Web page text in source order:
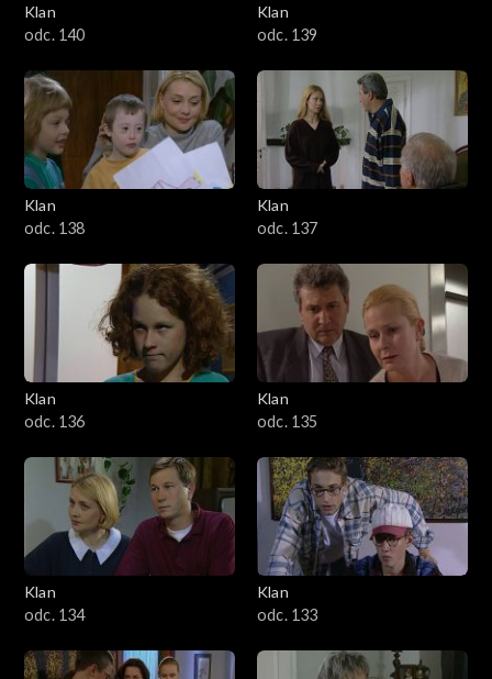
Klan
odc. 140
Klan
odc. 139
Klan
odc. 138
Klan
odc. 137
Klan
odc. 136
Klan
odc. 135
Klan
odc. 134
Klan
odc. 133